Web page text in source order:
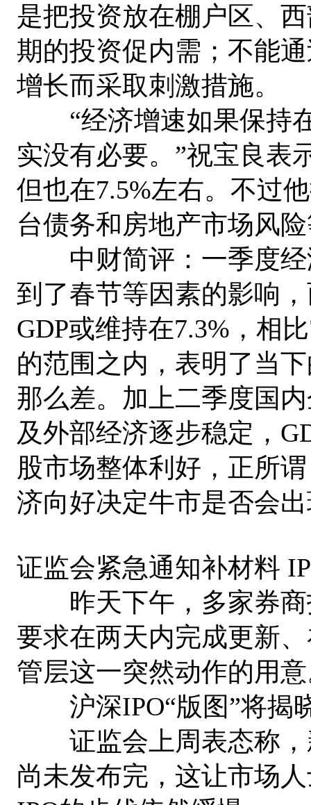
是把投资放在棚户区、
期的投资促内需；不能
增长而采取刺激措施。
“经济增速如果保持在
实没有必要。”祝宝良表
但也在7.5%左右。不过
台债务和房地产市场风
中财简评：一季度经
到了春节等因素的影响
GDP或维持在7.3%，相
的范围之内，表明了当
那么差。加上二季度国
及外部经济逐步稳定，
股市场整体利好，正所
济向好决定牛市是否会
证监会紧急通知补材料
昨天下午，多家券商
要求在两天内完成更新
管层这一突然动作的用
沪深IPO“版图”将揭
证监会上周表态称，
尚未发布完，这让市场